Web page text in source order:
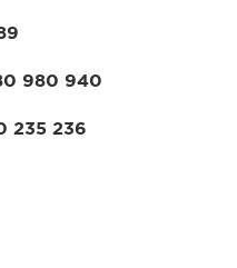
980 940
235 236